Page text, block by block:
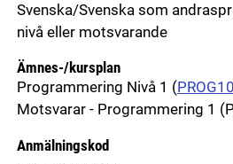
Svenska/Svenska som
nivå eller motsvarande
Ämnes-/kursplan
Programmering Nivå 1 (
Motsvarar - Programmering 1
Anmälningskod